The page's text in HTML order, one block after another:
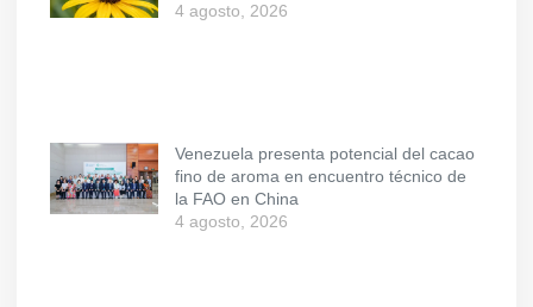
4 agosto, 2026
Venezuela presenta potencial del cacao
fino de aroma en encuentro técnico de
la FAO en China
4 agosto, 2026